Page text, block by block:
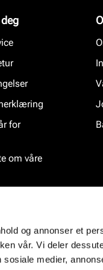
og annonser et
vår. Vi deler
medier,
for
om våre